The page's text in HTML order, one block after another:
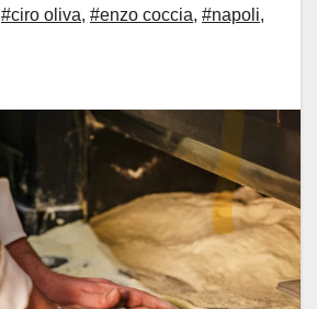
#ciro oliva, #enzo coccia, #napoli,